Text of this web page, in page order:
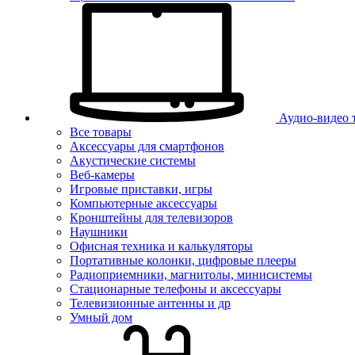
Аудио-видео
Все товары
Аксессуары для смартфонов
Акустические системы
Веб-камеры
Игровые приставки, игры
Компьютерные аксессуары
Кронштейны для телевизоров
Наушники
Офисная техника и калькуляторы
Портативные колонки, цифровые плееры
Радиоприемники, магнитолы, минисистемы
Стационарные телефоны и аксессуары
Телевизионные антенны и др
Умный дом